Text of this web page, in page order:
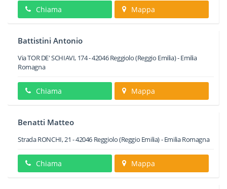
Chiama Mappa
Battistini Antonio
Via TOR DE' SCHIAVI, 174-42046 Reggiolo(Reggio Emilia) -Emilia
Romagna
Chiama Mappa
Benatti Matteo
Strada RONCHI, 21 -42046 Reggiolo(Reggio Emilia) -Emilia Romagna
Chiama Mappa